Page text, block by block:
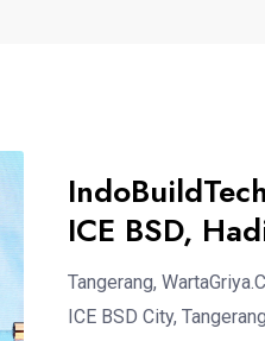
ICE BSD,
Tangerang,
ICE BSD City,